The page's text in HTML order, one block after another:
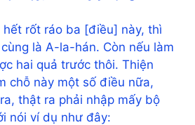
hết rốt ráo ba [điều] này, thì
là A-la-hán. Còn nếu làm
hai quả trước thôi. Thiện
chỗ này một số điều nữa,
thật ra phải nhập mấy bộ
nói ví dụ như đây: